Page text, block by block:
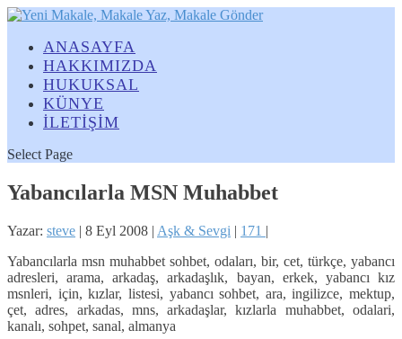
ANASAYFA
HAKKIMIZDA
HUKUKSAL
KÜNYE
İLETİŞİM
Select Page
Yabancılarla MSN Muhabbet
Yazar: steve | 8 Eyl 2008 | Aşk & Sevgi | 171 |
Yabancılarla msn muhabbet sohbet, odaları, bir, cet, türkçe, yabancı
adresleri, arama, arkadaş, arkadaşlık, bayan, erkek, yabancı kız
msnleri, için, kızlar, listesi, yabancı sohbet, ara, ingilizce, mektup,
çet, adres, arkadas, mns, arkadaşlar, kızlarla muhabbet, odalari,
kanalı, sohpet, sanal, almanya